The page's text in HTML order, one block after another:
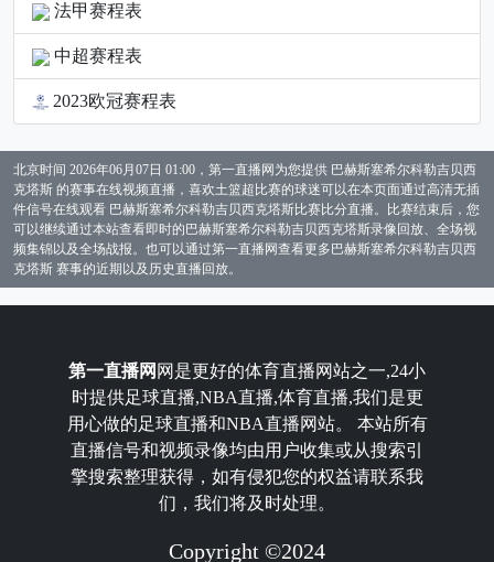
法甲赛程表
中超赛程表
2023欧冠赛程表
北京时间 2026年06月07日 01:00，第一直播网为您提供 巴赫斯塞希尔科勒吉贝西
克塔斯 的赛事在线视频直播，喜欢土篮超比赛的球迷可以在本页面通过高清无插
件信号在线观看 巴赫斯塞希尔科勒吉贝西克塔斯比赛比分直播。比赛结束后，您
可以继续通过本站查看即时的巴赫斯塞希尔科勒吉贝西克塔斯录像回放、全场视
频集锦以及全场战报。也可以通过第一直播网查看更多巴赫斯塞希尔科勒吉贝西
克塔斯 赛事的近期以及历史直播回放。
第一直播网 网是更好的体育直播网站之一,24小
时提供足球直播,NBA直播,体育直播,我们是更
用心做的足球直播和NBA直播网站。 本站所有
直播信号和视频录像均由用户收集或从搜索引
擎搜索整理获得，如有侵犯您的权益请联系我
们，我们将及时处理。
Copyright ©2024